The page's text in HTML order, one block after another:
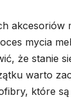
akcesoriów
mycia
że stanie
warto
które